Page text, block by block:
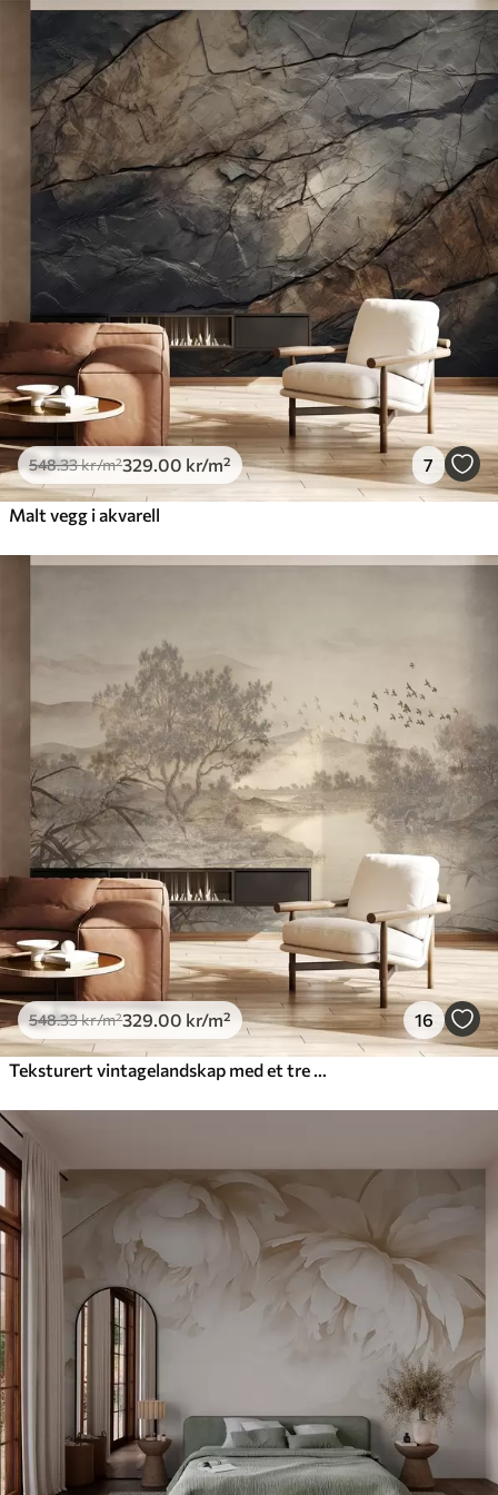
Tilgjengelige materialer
Standard
548.33 329.00kr /m²
Premium
665.00 399.00kr /m²
Premium vinyl
650 .00 /m²
Peel and Stick
925.00 .00 /m²
548.33kr/m²329 .00 kr/m² 7
Malt vegg i akvarell
548.33kr/m²329 .00 kr/m² 16